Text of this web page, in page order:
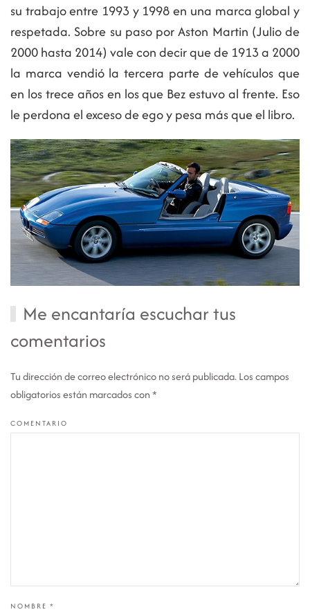
su trabajo entre 1993 y 1998 en una marca global y
respetada. Sobre su paso por Aston Martin (Julio de
2000 hasta 2014) vale con decir que de 1913 a 2000
la marca vendió la tercera parte de vehículos que
en los trece años en los que Bez estuvo al frente. Eso
le perdona el exceso de ego y pesa más que el libro.
Me encantaría escuchar tus
comentarios
Tu dirección de correo electrónico no será publicada. Los campos
obligatorios están marcados con*
COMENTARIO
NOMBRE *